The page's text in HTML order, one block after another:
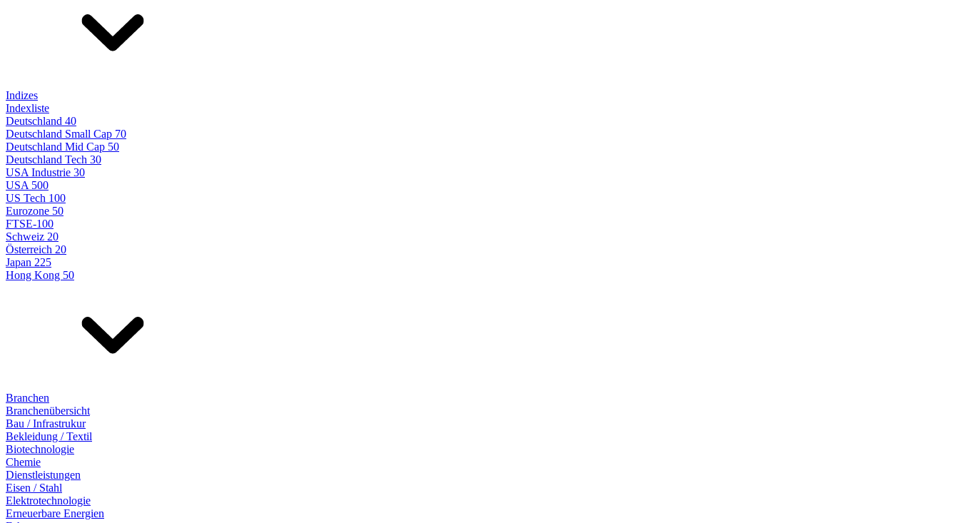
Indizes
Indexliste
Deutschland 40
Deutschland Small Cap 70
Deutschland Mid Cap 50
Deutschland Tech 30
USA Industrie 30
USA 500
US Tech 100
Eurozone 50
FTSE-100
Schweiz 20
Österreich 20
Japan 225
Hong Kong 50
Branchen
Branchenübersicht
Bau / Infrastrukur
Bekleidung / Textil
Biotechnologie
Chemie
Dienstleistungen
Eisen / Stahl
Elektrotechnologie
Erneuerbare Energien